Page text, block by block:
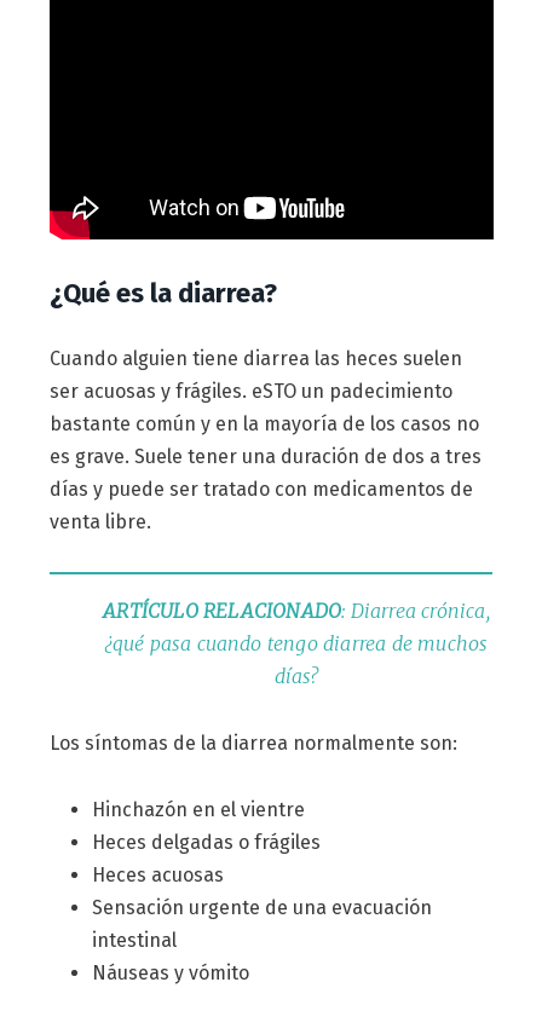
¿Qué es la diarrea?
Cuando alguien tiene diarrea las heces suelen
ser acuosas y frágiles. eSTO un padecimiento
bastante común y en la mayoría de los casos no
es grave. Suele tener una duración de dos a tres
días y puede ser tratado con medicamentos de
venta libre.
ARTÍCULO RELACIONADO: Diarrea crónica,
¿qué pasa cuando tengo diarrea de muchos
días?
Los síntomas de la diarrea normalmente son:
Hinchazón en el vientre
Heces delgadas o frágiles
Heces acuosas
Sensación urgente de una evacuación
intestinal
Náuseas y vómito